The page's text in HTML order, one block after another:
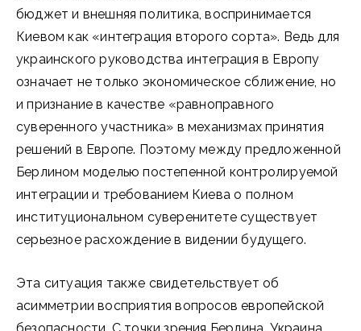
бюджет и внешняя политика, воспринимается
Киевом как «интеграция второго сорта». Ведь для
украинского руководства интеграция в Европу
означает не только экономическое сближение, но
и признание в качестве «равноправного
суверенного участника» в механизмах принятия
решений в Европе. Поэтому между предложенной
Берлином моделью постепенной контролируемой
интеграции и требованием Киева о полном
институциональном суверенитете существует
серьезное расхождение в видении будущего.
Эта ситуация также свидетельствует об
асимметрии восприятия вопросов европейской